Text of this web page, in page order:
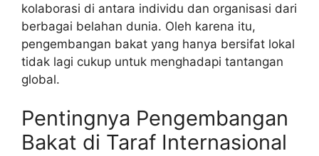
kolaborasi di antara individu dan organisasi dari
berbagai belahan dunia. Oleh karena itu,
pengembangan bakat yang hanya bersifat lokal
tidak lagi cukup untuk menghadapi tantangan
global.
Pentingnya Pengembangan
Bakat di Taraf Internasional